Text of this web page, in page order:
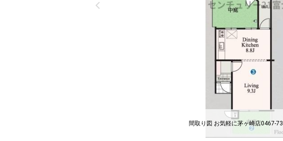
間取り図 お気軽に茅ヶ崎店0467-